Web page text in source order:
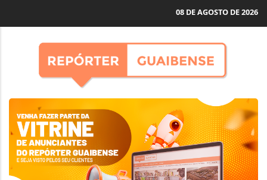
08 DE AGOSTO DE 2026